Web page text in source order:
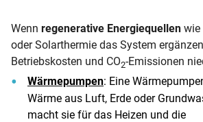
Wenn regenerative Energiequellen wie
oder Solarthermie das System
Betriebskosten und CO2-Emissionen
Wärmepumpen: Eine
Wärme aus Luft, Erde oder
macht sie für das Heizen und die